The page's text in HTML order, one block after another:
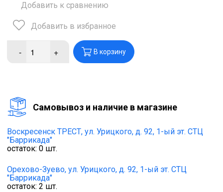
Добавить к сравнению
Добавить в избранное
- + В корзину
Cамовывоз и наличие в магазине
Воскресенск ТРЕСТ, ул. Урицкого, д. 92, 1-ый эт. СТЦ
"Баррикада"
остаток: 0 шт.
Орехово-Зуево, ул. Урицкого, д. 92, 1-ый эт. СТЦ
"Баррикада"
остаток: 2 шт.